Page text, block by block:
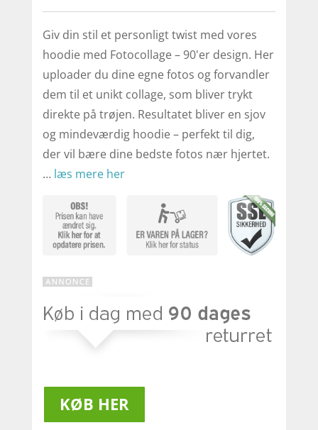
Giv din stil et personligt twist med vores
hoodie med Fotocollage – 90'er design. Her
uploader du dine egne fotos og forvandler
dem til et unikt collage, som bliver trykt
direkte på trøjen. Resultatet bliver en sjov
og mindeværdig hoodie – perfekt til dig,
der vil bære dine bedste fotos nær hjertet.
… læs mere her
KØB HER